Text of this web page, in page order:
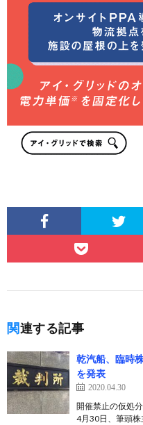
関連する記事
乾汽船、臨時
を発表
2020.04.30
開催禁止の仮処
4月30日、筆頭